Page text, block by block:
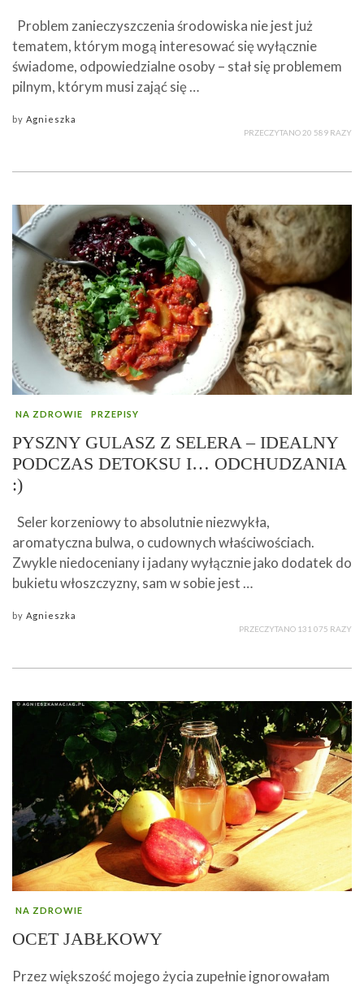
Problem zanieczyszczenia środowiska nie jest już
tematem, którym mogą interesować się wyłącznie
świadome, odpowiedzialne osoby – stał się problemem
pilnym, którym musi zająć się …
by Agnieszka
PRZECZYTANO 20 589 RAZY
NA ZDROWIE PRZEPISY
PYSZNY GULASZ Z SELERA – IDEALNY
PODCZAS DETOKSU I… ODCHUDZANIA
:)
Seler korzeniowy to absolutnie niezwykła,
aromatyczna bulwa, o cudownych właściwościach.
Zwykle niedoceniany i jadany wyłącznie jako dodatek do
bukietu włoszczyzny, sam w sobie jest …
by Agnieszka
PRZECZYTANO 131 075 RAZY
NA ZDROWIE
OCET JABŁKOWY
Przez większość mojego życia zupełnie ignorowałam